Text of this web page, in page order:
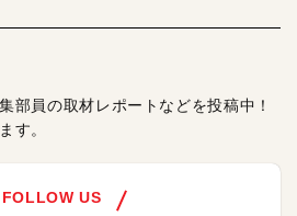
部員の取材レポートなどを投稿中！
す。
FOLLOW US